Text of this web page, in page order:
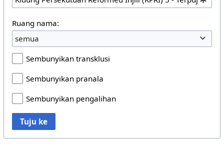
Ruang nama:
semua
Sembunyikan transklusi
Sembunyikan pranala
Sembunyikan pengalihan
Tuju ke